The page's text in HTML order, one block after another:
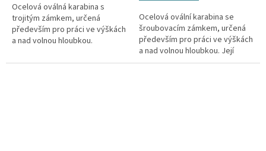
5
hvězdiček.
Ocelová oválná karabina s
trojitým zámkem, určená
především pro práci ve výškách
a nad volnou hloubkou.
Ocelová ovální karabina se
šroubovacím zámkem, určená
především pro práci ve výškách
a nad volnou hloubkou. Její
ocelová konstrukce zaručuje